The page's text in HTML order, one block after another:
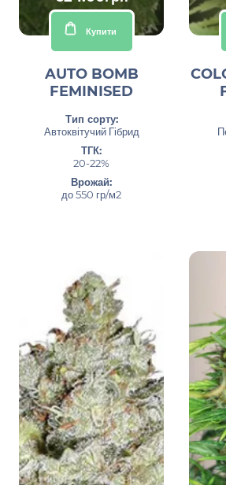
Купити
AUTO BOMB
FEMINISED
Тип сорту:
Автоквітучий Гібрид
ТГК:
20-22%
Врожай:
до 550 гр/м2